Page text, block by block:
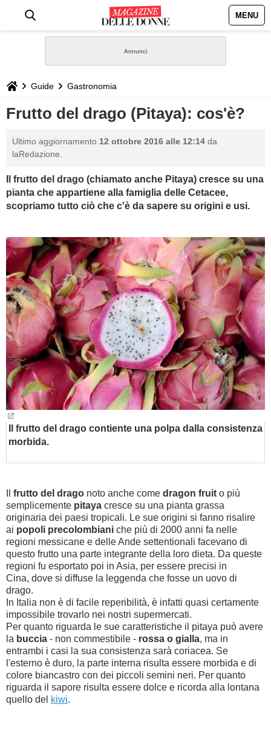
MENU
STILE
BIOGRAFIE
GASTRONOMIA
SESSO
BAMBINO
DIETA
GUIDE
FORUM
Guide Gastronomia
Frutto del drago (Pitaya): cos'è?
Ultimo aggiornamento 12 ottobre 2016 alle 12:14 da
laRedazione.
Il frutto del drago (chiamato anche Pitaya) cresce su una
pianta che appartiene alla famiglia delle Cetacee,
scopriamo tutto ciò che c'è da sapere su origini e usi.
Il frutto del drago contiente una polpa dalla consistenza
morbida.
frutto del drago noto anche come dragon fruit o più
semplicemente pitaya cresce su una pianta grassa
originaria dei paesi tropicali. Le sue origini si fanno risalire
ai popoli precolombiani che più di 2000 anni fa nelle
regioni messicane e delle Ande settentionali facevano di
questo frutto una parte integrante della loro dieta. Da queste
regioni fu esportato poi in Asia, per essere precisi in
Cina, dove si diffuse la leggenda che fosse un uovo di
drago.
In Italia non è di facile reperibilità, è infatti quasi certamente
impossibile trovarlo nei nostri supermercati.
Per quanto riguarda le sue caratteristiche il pitaya può avere
la buccia - non commestibile - rossa o gialla, ma in
entrambi i casi la sua consistenza sarà coriacea. Se
l'esterno è duro, la parte interna risulta essere morbida e di
colore biancastro con dei piccoli semini neri. Per quanto
riguarda il sapore risulta essere dolce e ricorda alla lontana
quello del kiwi.